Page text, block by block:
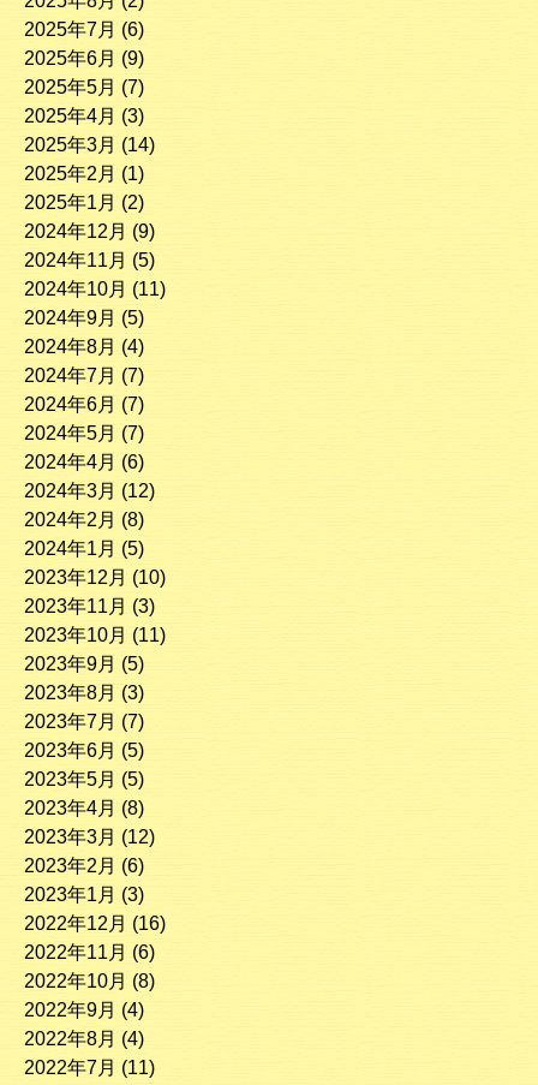
2025年7月 (6)
2025年6月 (9)
2025年5月 (7)
2025年4月 (3)
2025年3月 (14)
2025年2月 (1)
2025年1月 (2)
2024年12月 (9)
2024年11月 (5)
2024年10月 (11)
2024年9月 (5)
2024年8月 (4)
2024年7月 (7)
2024年6月 (7)
2024年5月 (7)
2024年4月 (6)
2024年3月 (12)
2024年2月 (8)
2024年1月 (5)
2023年12月 (10)
2023年11月 (3)
2023年10月 (11)
2023年9月 (5)
2023年8月 (3)
2023年7月 (7)
2023年6月 (5)
2023年5月 (5)
2023年4月 (8)
2023年3月 (12)
2023年2月 (6)
2023年1月 (3)
2022年12月 (16)
2022年11月 (6)
2022年10月 (8)
2022年9月 (4)
2022年8月 (4)
2022年7月 (11)